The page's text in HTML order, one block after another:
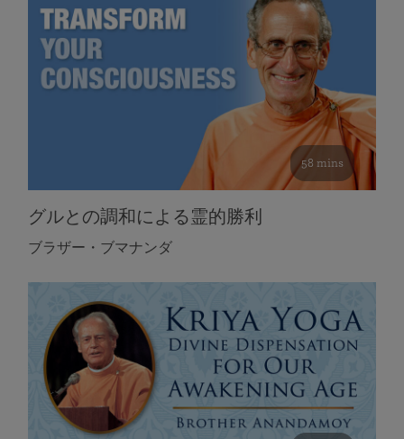
58 mins
グルとの調和による霊的勝利
ブラザー・ブマナンダ